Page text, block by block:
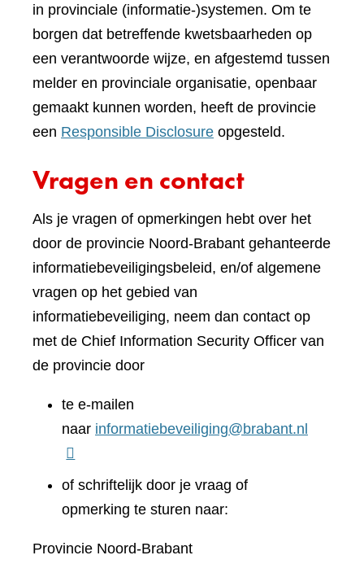
in provinciale (informatie-)systemen. Om te
borgen dat betreffende kwetsbaarheden op
een verantwoorde wijze, en afgestemd tussen
melder en provinciale organisatie, openbaar
gemaakt kunnen worden, heeft de provincie
een Responsible Disclosure opgesteld.
Vragen en contact
Als je vragen of opmerkingen hebt over het
door de provincie Noord-Brabant gehanteerde
informatiebeveiligingsbeleid, en/of algemene
vragen op het gebied van
informatiebeveiliging, neem dan contact op
met de Chief Information Security Officer van
de provincie door
te e-mailen
naar informatiebeveiliging@brabant.nl
of schriftelijk door je vraag of
opmerking te sturen naar:
Provincie Noord-Brabant